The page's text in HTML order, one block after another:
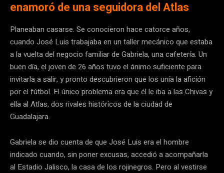
enamoró de una seguidora del Atlas
Planeaban casarse. Se conocieron hace catorce años,
cuando José Luis trabajaba en un taller mecánico que estaba
a la vuelta del negocio familiar de Gabriela, una cafetería. Un
buen día, el joven de 26 años tuvo el ánimo suficiente para
invitarla a salir, y pronto descubrieron que los unía la afición
por el fútbol. El único problema era que él le iba a las Chivas y
ella al Atlas, dos rivales históricos de la ciudad de
Guadalajara.
Gabriela se dio cuenta de que José Luis era el hombre
indicado cuando, sin poner excusas, accedió a acompañarla
al Estadio Jalisco, la casa de los rojinegros. Pero al vestirse